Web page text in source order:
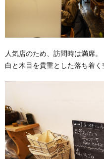
人気店のため、訪問時は満席。
白と木目を貴重とした落ち着く